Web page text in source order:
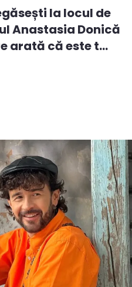
la locul de
Anastasia Donică
arată că este t...